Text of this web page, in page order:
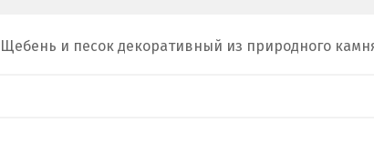
Щебень и песок декоративный из природного